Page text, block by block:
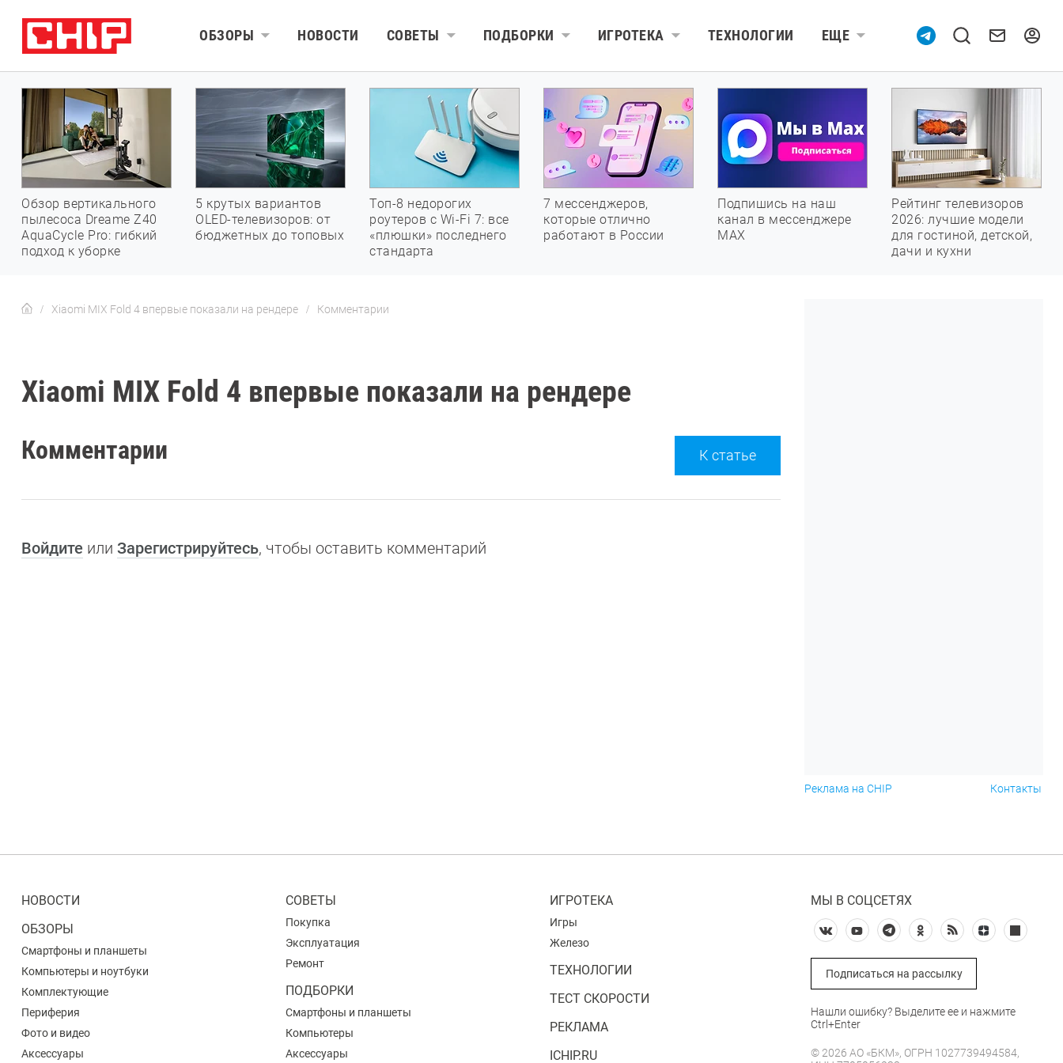
ОБЗОРЫ НОВОСТИ СОВЕТЫ ПОДБОРКИ ИГРОТЕКА ТЕХНОЛОГИИ ЕЩЕ
Обзор вертикального
пылесоса Dreame Z40
AquaCycle Pro: гибкий
подход к уборке
5 крутых вариантов
OLED-телевизоров: от
бюджетных до топовых
Топ-8 недорогих
роутеров с Wi-Fi 7: все
«плюшки» последнего
стандарта
7 мессенджеров,
которые отлично
работают в России
Подпишись на наш
канал в мессенджере
МАХ
Рейтинг телевизоров
2026: лучшие модели
для гостиной, детской,
дачи и кухни
Xiaomi MIX Fold 4 впервые показали на рендере Комментарии
Xiaomi MIX Fold 4 впервые показали на рендере
Комментарии К статье
Войдите или Зарегистрируйтесь, чтобы оставить комментарий
Реклама на CHIP Контакты
НОВОСТИ
ОБЗОРЫ
Смартфоны и планшеты
Компьютеры и ноутбуки
Комплектующие
Периферия
Фото и видео
Аксессуары
СОВЕТЫ
Покупка
Эксплуатация
Ремонт
ПОДБОРКИ
Смартфоны и планшеты
Компьютеры
Аксессуары
ИГРОТЕКА
Игры
Железо
ТЕХНОЛОГИИ
ТЕСТ СКОРОСТИ
РЕКЛАМА
ICHIP.RU
МЫ В СОЦСЕТЯХ
Подписаться на рассылку
Нашли ошибку? Выделите ее и нажмите
Ctrl+Enter
© 2026 АО «БКМ», ОГРН 1027739494584,